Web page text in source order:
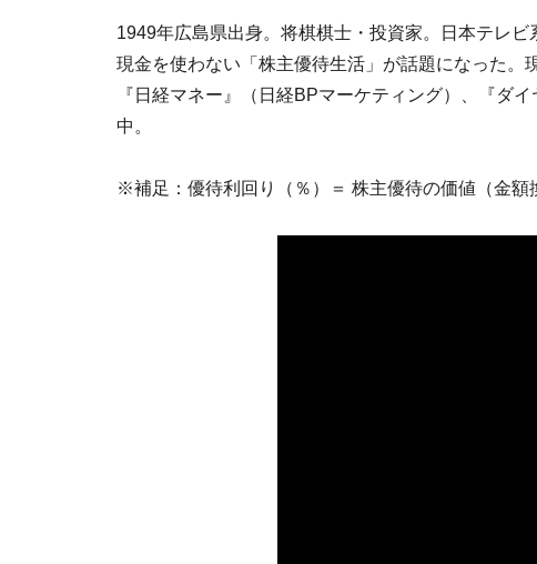
1949年広島県出身。将棋棋士・投資家。日本テレ
現金を使わない「株主優待生活」が話題になった。
『日経マネー』（日経BPマーケティング）、『ダ
中。
※補足：優待利回り（％）＝ 株主優待の価値（金